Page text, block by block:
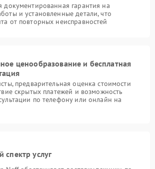
документированная гарантия на
и установленные детали, что
от повторных неисправностей
ценообразование и бесплатная
предварительная оценка стоимости
скрытых платежей и возможность
по телефону или онлайн на
спектр услуг